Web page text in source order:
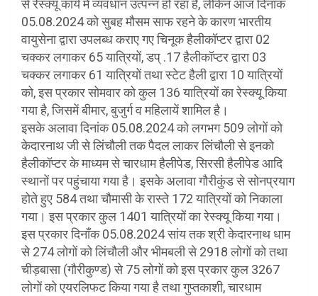
से रेस्क्यू कार्य में व्यवधान उत्पन्न हो रहा है, लेकिन आज दिनांक
05.08.2024 को सुबह मौसम साफ रहने के कारण भारतीय
वायुसेना द्वारा उपलब्ध कराए गए चिनूक हैलीकॉप्टर द्वारा 02
चक्कर लगाकर 65 यात्रियों, डप् .17 हैलीकॉप्टर द्वारा 03
चक्कर लगाकर 61 यात्रियों तथा स्टेट हैली द्वारा 10 यात्रियों
को, इस प्रकार सोमवार को कुल 136 यात्रियों का रेस्क्यू किया
गया है, जिसमें बीमार, बुजुर्ग व महिलायें शामिल है।
इसके अलावा दिनांक 05.08.2024 को लगभग 509 लोगों को
केदारनाथ जी से लिंचौली तक पैदल लाकर लिंचौली से इनको
हैलीकॉप्टर के माध्यम से चारधाम हैलीपेड, सिरसी हैलीपेड आदि
स्थानों पर पहुंचाया गया है। इसके अलावा गौरीकुंड से सोनप्रयाग
होते हुए 584 तथा चौमासी के रास्ते 172 यात्रियों को निकाला
गया। इस प्रकार कुल 1401 यात्रियों का रेस्क्यू किया गया।
इस प्रकार दिनाँक 05.08.2024 सांय तक श्री केदारनाथ धाम
से 274 लोगों को लिंचौली और भीमबली से 2918 लोगों को तथा
चीड़बासा (गौरीकुण्ड) से 75 लोगों को इस प्रकार कुल 3267
लोगों को एयरलिफट किया गया है तथा गुप्तकाशी, चारधाम